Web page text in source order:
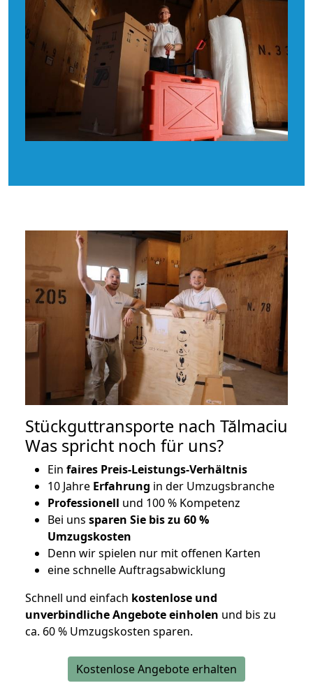
Stückguttransporte nach Tălmaciu
Was spricht noch für uns?
Ein faires Preis-Leistungs-Verhältnis
10 Jahre Erfahrung in der Umzugsbranche
Professionell und 100 % Kompetenz
Bei uns sparen Sie bis zu 60 %
Umzugskosten
Denn wir spielen nur mit offenen Karten
eine schnelle Auftragsabwicklung
Schnell und einfach kostenlose und
unverbindliche Angebote einholen und bis zu
ca. 60 % Umzugskosten sparen.
Kostenlose Angebote erhalten